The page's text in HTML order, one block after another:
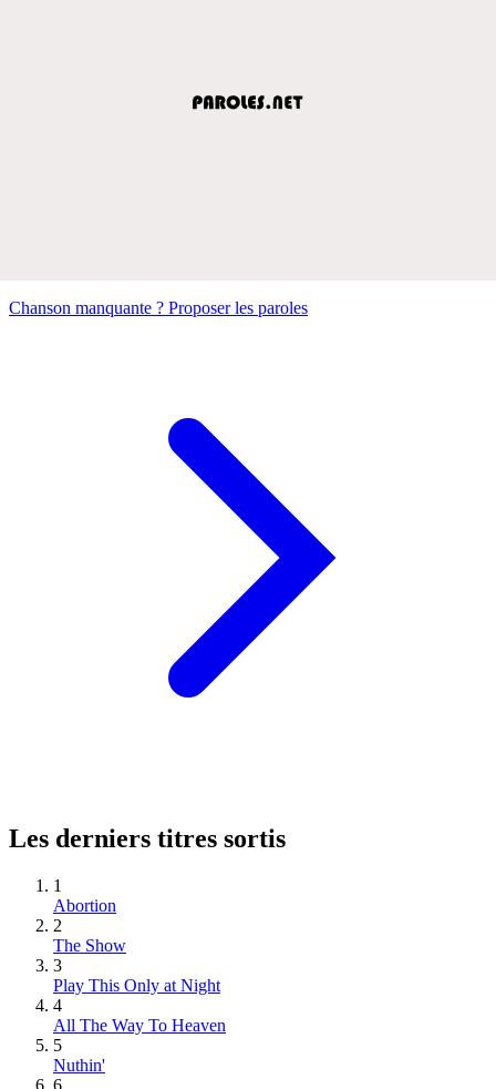
Chanson manquante ? Proposer les paroles
Les derniers titres sortis
1
Abortion
2
The Show
3
Play This Only at Night
4
All The Way To Heaven
5
Nuthin'
6